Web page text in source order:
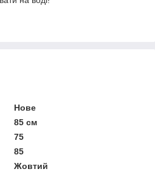
Нове
85 см
75
85
Жовтий